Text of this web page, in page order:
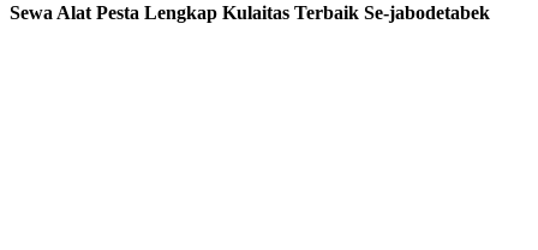
Sewa Alat Pesta Lengkap Kulaitas Terbaik Se-jabodetabek